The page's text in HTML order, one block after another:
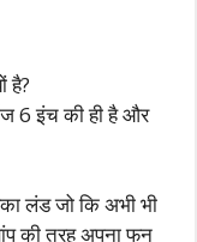
है?
6 इंच की ही है और
लंड जो कि अभी भी
की तरह अपना फन